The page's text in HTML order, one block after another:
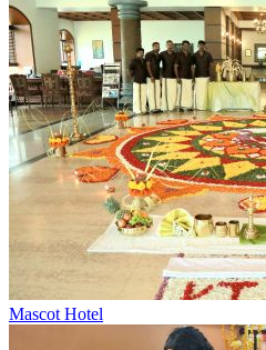
Mascot Hotel